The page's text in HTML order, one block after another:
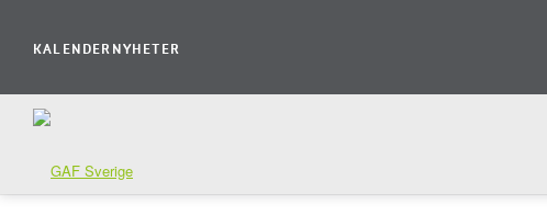
KALENDER NYHETER